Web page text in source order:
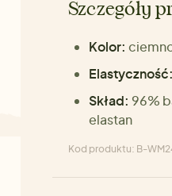
Szczegóły
Kolor:
Elastyczność:
Skład: 96%
elastan
Kod produktu: B-